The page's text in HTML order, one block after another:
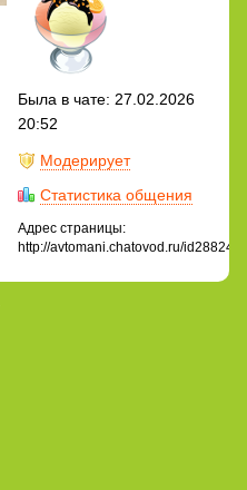
Была в чате: 27.02.2026
20:52
Модерирует
Статистика общения
Адрес страницы:
http://avtomani.chatovod.ru/